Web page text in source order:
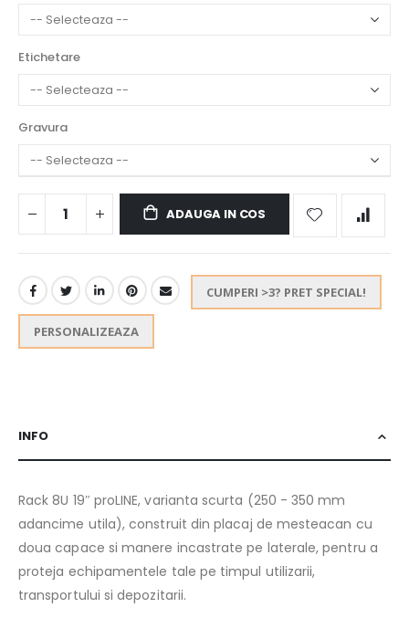
Etichetare
Gravura
ADAUGA IN COS
CUMPERI >3? PRET SPECIAL!
PERSONALIZEAZA
INFO
Rack 8U 19″ proLINE, varianta scurta (250 - 350 mm
adancime utila), construit din placaj de mesteacan cu
doua capace si manere incastrate pe laterale, pentru a
proteja echipamentele tale pe timpul utilizarii,
transportului si depozitarii.